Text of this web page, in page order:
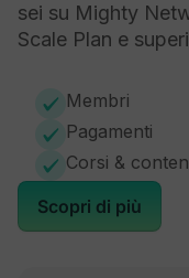
-
Community
Gruppi privati e
sei su Mighty
Scale Plan e
Membri
Pagamenti
Corsi &
Scopri di più